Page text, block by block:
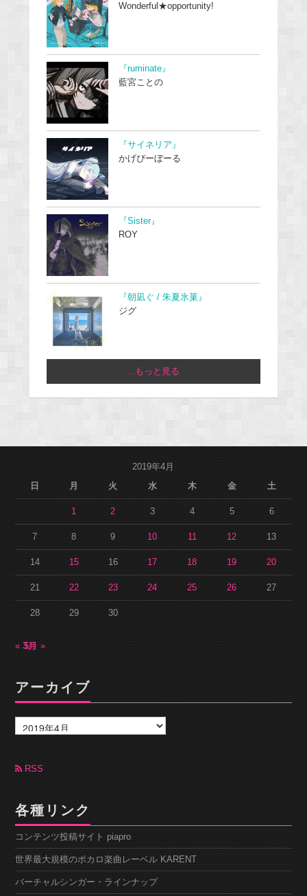
Wonderful★opportunity!
『ruminate』
藍宮ことの
『サイネリア』
かげぴーぼーる
『Sister』
ROY
『朝凪ぐ / 朱夏氷菓』
ジグ
...もっと見る
2019年4月
日
月 火 水 木 金 土
1 2 3 4 5 6
7 8 9 10 11 12 13
14 15 16 17 18 19 20
21 22 23 24 25 26 27
28 29 30
« 3月5月 »
アーカイブ
ー
カ
ブ RSS
各種リンク
コンテンツ投稿サイト piapro
世界最大規模のボカロ楽曲レーベル KARENT
バーチャルシンガー・ラインナップ